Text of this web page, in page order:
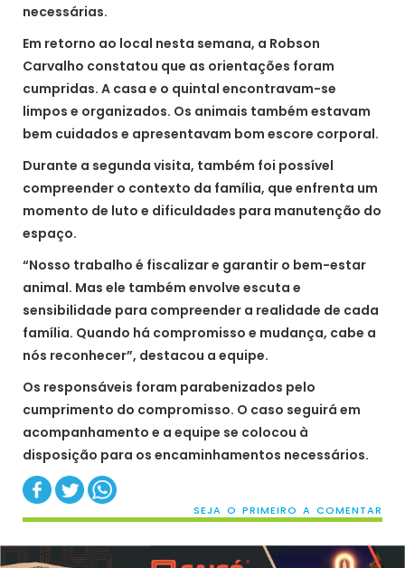
necessárias.
Em retorno ao local nesta semana, a Robson
Carvalho constatou que as orientações foram
cumpridas. A casa e o quintal encontravam-se
limpos e organizados. Os animais também estavam
bem cuidados e apresentavam bom escore corporal.
Durante a segunda visita, também foi possível
compreender o contexto da família, que enfrenta um
momento de luto e dificuldades para manutenção do
espaço.
“Nosso trabalho é fiscalizar e garantir o bem-estar
animal. Mas ele também envolve escuta e
sensibilidade para compreender a realidade de cada
família. Quando há compromisso e mudança, cabe a
nós reconhecer”, destacou a equipe.
Os responsáveis foram parabenizados pelo
cumprimento do compromisso. O caso seguirá em
acompanhamento e a equipe se colocou à
disposição para os encaminhamentos necessários.
SEJA O PRIMEIRO A COMENTAR